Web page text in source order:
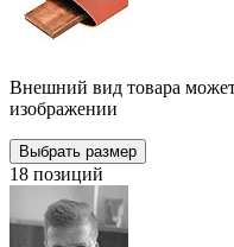
Внешний вид товара может
изображении
Выбрать размер
18 позиций